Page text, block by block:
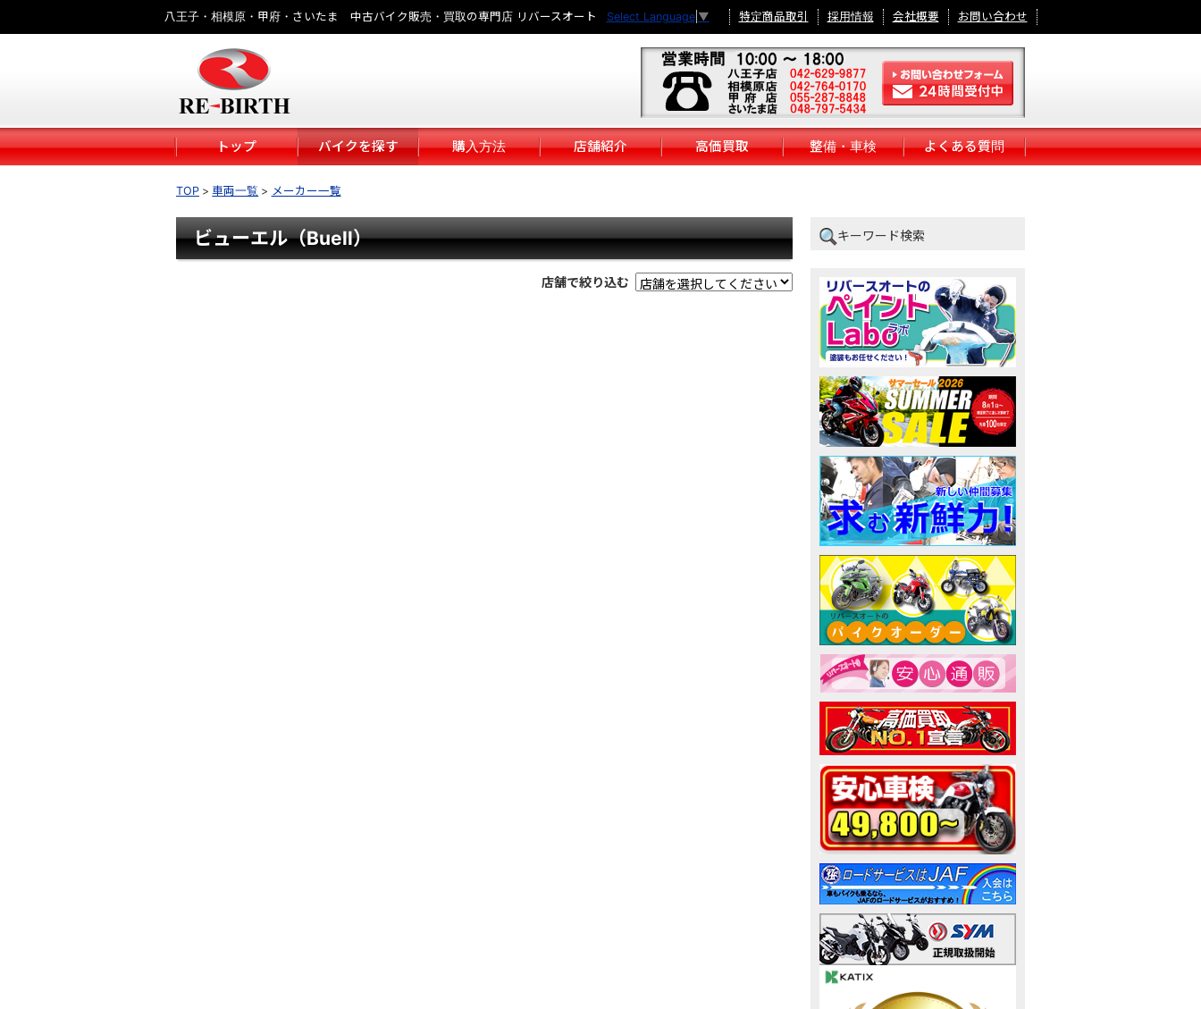
八王子・相模原・甲府・さいたま 中古バイク販売・買取の専門店 リバースオート Select Language ▼ 特定商品取引 採用情報 会社概要 お問い合わせ
トップ バイクを探す 購入方法 店舗紹介 高価買取 整備・車検 よくある質問
TOP 車両一覧 メーカー一覧
ビューエル（Buell）
店舗で絞り込む
キーワード検索